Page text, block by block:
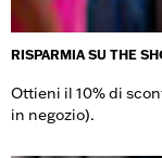
RISPARMIA SU THE
Ottieni il 10% di
in negozio).